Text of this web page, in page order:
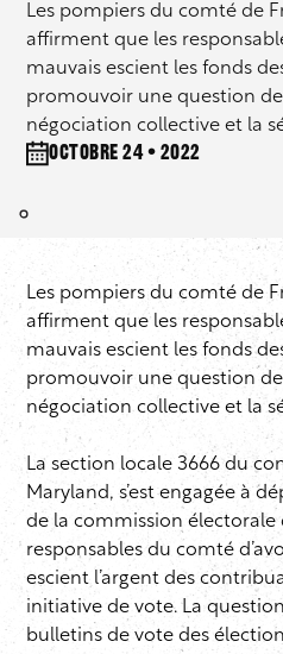
Les pompiers du comté de
affirment que les
mauvais escient les fonds
promouvoir une question
négociation collective et la
octobre 24 • 2022
Les pompiers du comté de
affirment que les
mauvais escient les fonds
promouvoir une question
négociation collective et la
La section locale 3666 du
Maryland, s’est engagée à
de la commission électorale
responsables du comté
escient l’argent des
initiative de vote. La
bulletins de vote des